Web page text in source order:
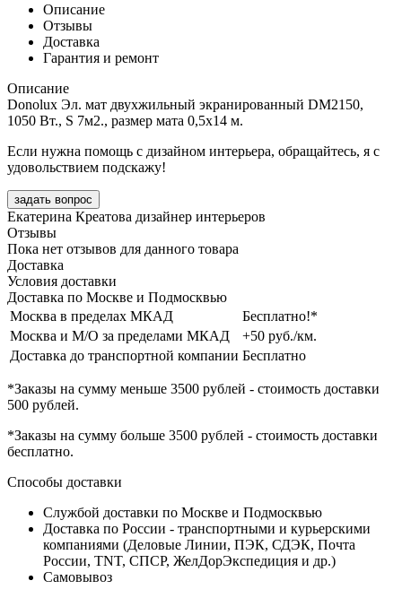
Описание
Отзывы
Доставка
Гарантия и ремонт
Описание
Donolux Эл. мат двухжильный экранированный DM2150,
1050 Вт., S 7м2., размер мата 0,5х14 м.
Если нужна помощь с дизайном интерьера, обращайтесь, я с
удовольствием подскажу!
задать вопрос
Екатерина Креатова дизайнер интерьеров
Отзывы
Пока нет отзывов для данного товара
Доставка
Условия доставки
Доставка по Москве и Подмосквью
Москва в пределах МКАД
Бесплатно!*
Москва и М/О за пределами МКАД
+50 руб./км.
Доставка до транспортной компании Бесплатно
*Заказы на сумму меньше 3500 рублей - стоимость доставки
500 рублей.
*Заказы на сумму больше 3500 рублей - стоимость доставки
бесплатно.
Способы доставки
Службой доставки по Москве и Подмосквью
Доставка по России - транспортными и курьерскими
компаниями (Деловые Линии, ПЭК, СДЭК, Почта
России, TNT, СПСР, ЖелДорЭкспедиция и др.)
Самовывоз